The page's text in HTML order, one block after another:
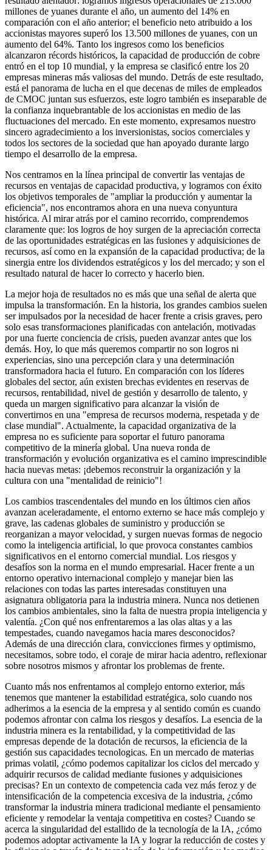
millones de yuanes durante el año, un aumento del 14% en
comparación con el año anterior; el beneficio neto atribuido a los
accionistas mayores superó los 13.500 millones de yuanes, con un
aumento del 64%. Tanto los ingresos como los beneficios
alcanzaron récords históricos, la capacidad de producción de cobre
entró en el top 10 mundial, y la empresa se clasificó entre los 20
empresas mineras más valiosas del mundo. Detrás de este resultado,
está el panorama de lucha en el que decenas de miles de empleados
de CMOC juntan sus esfuerzos, este logro también es inseparable de
la confianza inquebrantable de los accionistas en medio de las
fluctuaciones del mercado. En este momento, expresamos nuestro
sincero agradecimiento a los inversionistas, socios comerciales y
todos los sectores de la sociedad que han apoyado durante largo
tiempo el desarrollo de la empresa.
Nos centramos en la línea principal de convertir las ventajas de
recursos en ventajas de capacidad productiva, y logramos con éxito
los objetivos temporales de "ampliar la producción y aumentar la
eficiencia", nos encontramos ahora en una nueva conyuntura
histórica. Al mirar atrás por el camino recorrido, comprendemos
claramente que: los logros de hoy surgen de la apreciación correcta
de las oportunidades estratégicas en las fusiones y adquisiciones de
recursos, así como en la expansión de la capacidad productiva; de la
sinergia entre los dividendos estratégicos y los del mercado; y son el
resultado natural de hacer lo correcto y hacerlo bien.
La mejor hoja de resultados no es más que una señal de alerta que
impulsa la transformación. En la historia, los grandes cambios suelen
ser impulsados por la necesidad de hacer frente a crisis graves, pero
solo esas transformaciones planificadas con antelación, motivadas
por una fuerte conciencia de crisis, pueden avanzar antes que los
demás. Hoy, lo que más queremos compartir no son logros ni
experiencias, sino una percepción clara y una determinación
transformadora hacia el futuro. En comparación con los líderes
globales del sector, aún existen brechas evidentes en reservas de
recursos, rentabilidad, nivel de gestión y desarrollo de talento, y
queda un margen significativo para alcanzar la visión de
convertirnos en una "empresa de recursos moderna, respetada y de
clase mundial". Actualmente, la capacidad organizativa de la
empresa no es suficiente para soportar el futuro panorama
competitivo de la minería global. Una nueva ronda de
transformación y evolución organizativa es el camino imprescindible
hacia nuevas metas: ¡debemos reconstruir la organización y la
cultura con una "mentalidad de reinicio"!
Los cambios trascendentales del mundo en los últimos cien años
avanzan aceleradamente, el entorno externo se hace más complejo y
grave, las cadenas globales de suministro y producción se
reorganizan a mayor velocidad, y surgen nuevas formas de negocio
como la inteligencia artificial, lo que provoca constantes cambios
significativos en el entorno comercial mundial. Los riesgos y
desafíos son la norma en el mundo empresarial. Hacer frente a un
entorno operativo internacional complejo y manejar bien las
relaciones con todas las partes interesadas constituyen una
asignatura obligatoria para la industria minera. Nunca nos detienen
los cambios ambientales, sino la falta de nuestra propia inteligencia y
valentía. ¿Con qué nos enfrentaremos a las olas altas y a las
tempestades, cuando navegamos hacia mares desconocidos?
Además de una dirección clara, convicciones firmes y optimismo,
necesitamos, sobre todo, el coraje de mirar hacia adentro, reflexionar
sobre nosotros mismos y afrontar los problemas de frente.
Cuanto más nos enfrentamos al complejo entorno exterior, más
tenemos que mantener la estabilidad estratégica, solo cuando nos
adherimos a la esencia de la empresa y al sentido común es cuando
podemos afrontar con calma los riesgos y desafíos. La esencia de la
industria minera es la rentabilidad, y la competitividad de las
empresas depende de la dotación de recursos, la eficiencia de la
gestión sus capacidades tecnologicas. En un mercado de materias
primas volatil, ¿cómo podemos capitalizar los ciclos del mercado y
adquirir recursos de calidad mediante fusiones y adquisiciones
precisas? En un contexto de competencia cada vez más feroz y de
intensificación de la competencia excesiva de la industria, ¿cómo
transformar la industria minera tradicional mediante el pensamiento
eficiente y remodelar la ventaja competitiva en costes? Cuando se
acerca la singularidad del estallido de la tecnología de la IA, ¿cómo
podemos adoptar activamente la IA y lograr la reducción de costes y